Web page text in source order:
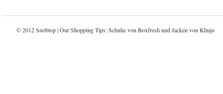
© 2012 Snobtop | Our Shopping Tips: Schuhe von Boxfresh und Jacken von Khujo